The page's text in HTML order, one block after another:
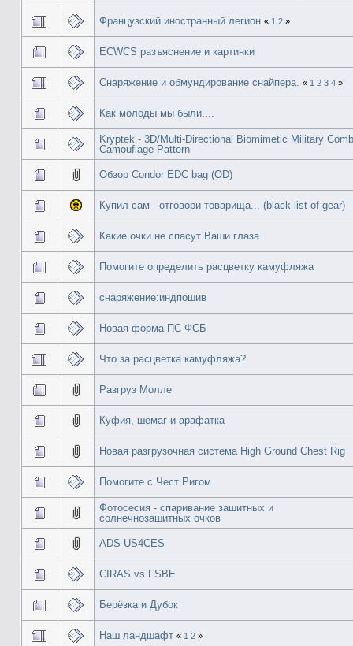
Французский иностранный легион « 1 2»
ECWCS разъяснение и картинки
Снаряжение и обмундирование снайпера. « 1 2 3 4»
Как молоды мы были....
Kryptek - 3D/Multi-Directional Biomimetic Military
Camouflage Pattern
Обзор Condor EDC bag (OD)
Купил сам - отговори товарища... (black list of gear)
Какие очки не спасут Ваши глаза
Помогите определить расцветку камуфляжа
снаряжение:индпошив
Новая форма ПС ФСБ
Что за расцветка камуфляжа?
Разгруз Молле
Куфия, шемаг и арафатка
Новая разгрузочная система High Ground Chest Rig
Помогите с Чест Ригом
Фотосесия - спаривание зашитных и
солнечнозашитных очков
ADS US4CES
CIRAS vs FSBE
Берёзка и Дубок
Наш ландшафт « 1 2»